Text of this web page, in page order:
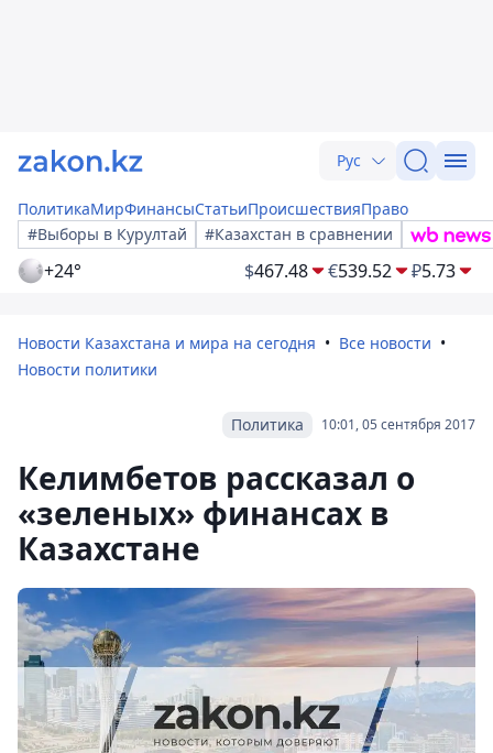
Рус
ПолитикаМирФинансыСтатьиПроисшествияПраво
#Выборы в Курултай
#Казахстан в сравнении
+24° $467.48 €539.52 ₽5.73
Новости Казахстана и мира на сегодня
Все новости
Новости политики
10:01, 05 сентября 2017
Политика
Келимбетов рассказал о
«зеленых» финансах в
Казахстане